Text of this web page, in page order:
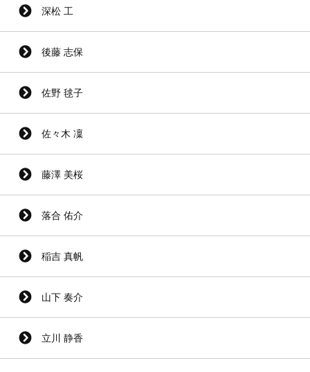
深松 工
後藤 志保
佐野 毬子
佐々木 凜
藤澤 美桜
落合 佑介
稲吉 真帆
山下 奏介
立川 静香